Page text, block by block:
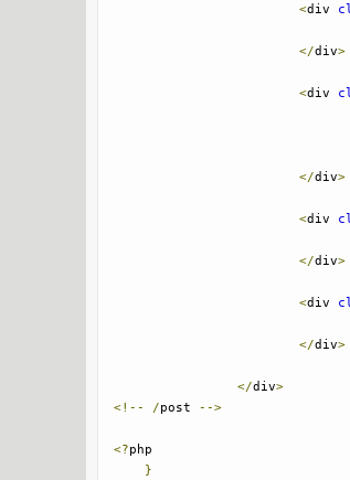
<div
</div>
<div
</div>
<div
</div>
<div
</div>
</div>
<!--
/post -->
<?php
}